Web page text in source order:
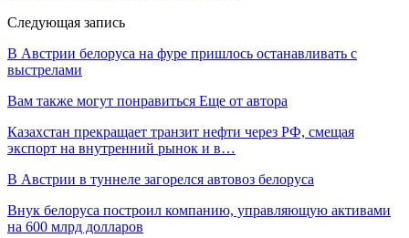
Следующая запись
В Австрии белоруса на фуре пришлось останавливать с
выстрелами
Вам также могут понравиться Еще от автора
Казахстан прекращает транзит нефти через РФ, смещая
экспорт на внутренний рынок и в…
В Австрии в туннеле загорелся автовоз белоруса
Внук белоруса построил компанию, управляющую активами
на 600 млрд долларов